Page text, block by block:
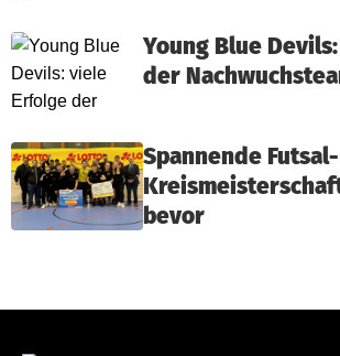
Young Blue
der
Spannende Futsal-
bevor